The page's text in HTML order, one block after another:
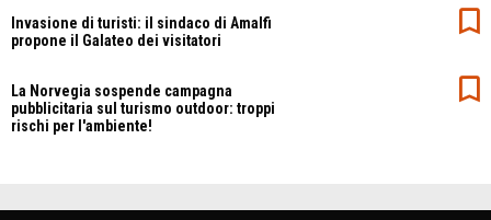
Invasione di turisti: il sindaco di Amalfi
propone il Galateo dei visitatori
La Norvegia sospende campagna
pubblicitaria sul turismo outdoor: troppi
rischi per l'ambiente!